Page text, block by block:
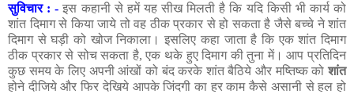
सुविचार : - इस कहानी से हमें यह सीख मिलती है कि यदि किसी भी कार्य को
शांत दिमाग से किया जाये तो वह ठीक प्रकार से हो सकता है जैसे बच्चे ने शांत
दिमाग से घड़ी को खोज निकाला। इसलिए कहा जाता है कि एक शांत दिमाग
ठीक प्रकार से सोच सकता है, एक थके हुए दिमाग की तुना में। आप प्रतिदिन
कुछ समय के लिए अपनी आंखों को बंद करके शांत बैठिये और मष्तिष्क कोशांत
होने दीजिये और फिर देखिये आपके जिंदगी का हर काम कैसे असानी से हल हो